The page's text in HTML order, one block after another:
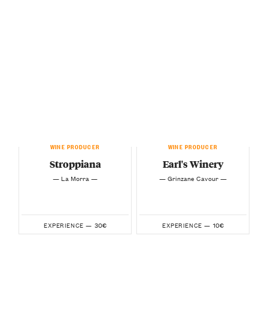
WINE PRODUCER
Stroppiana
— La Morra —
EXPERIENCE — 30€
WINE PRODUCER
Earl's Winery
— Grinzane Cavour —
EXPERIENCE — 10€